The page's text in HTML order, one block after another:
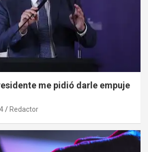
me pidió darle empuje
Redactor